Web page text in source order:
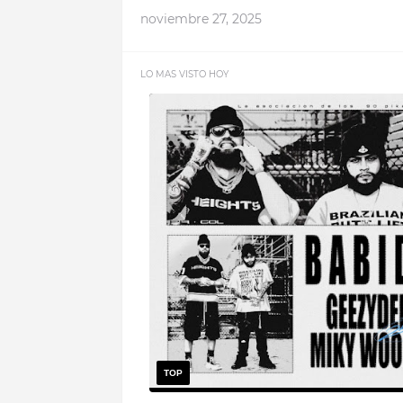
noviembre 27, 2025
LO MAS VISTO HOY
TOP